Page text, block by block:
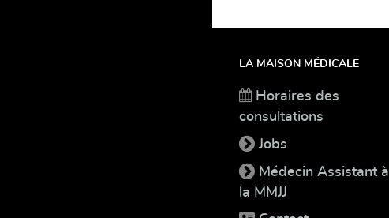
LA MAISON MÉDICALE
Horaires des
consultations
Jobs
Médecin Assistant à
la MMJJ